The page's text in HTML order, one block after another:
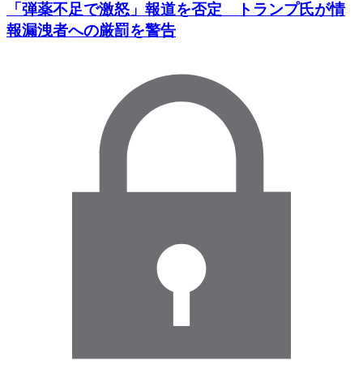
「弾薬不足で激怒」報道を否定 トランプ氏が情
報漏洩者への厳罰を警告